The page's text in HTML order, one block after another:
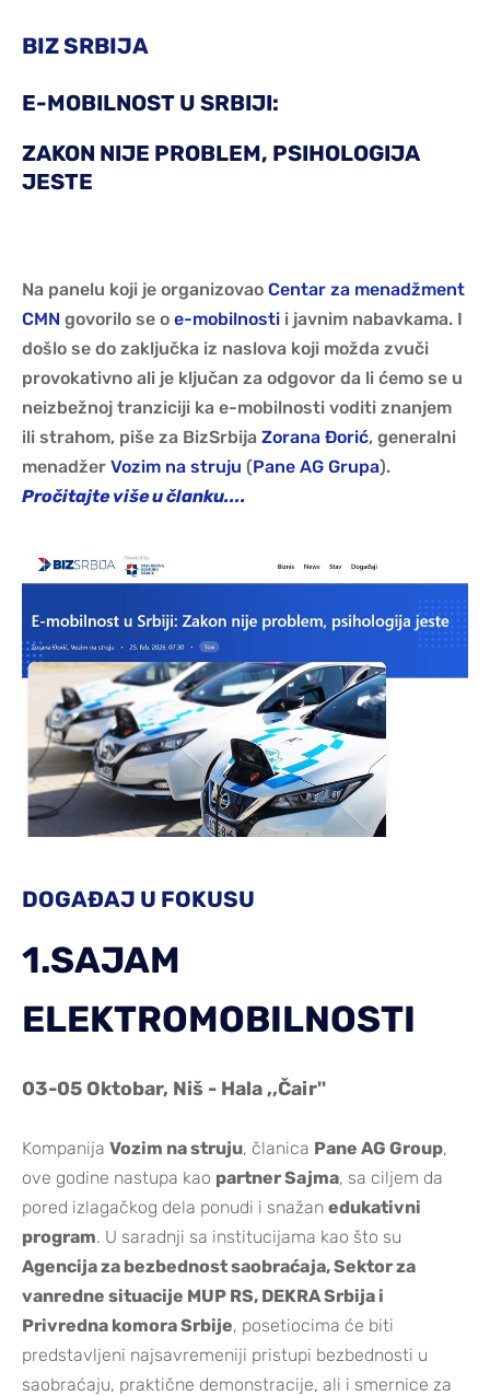
BIZ SRBIJA
E-MOBILNOST U SRBIJI:
ZAKON NIJE PROBLEM, PSIHOLOGIJA
JESTE
Na panelu koji je organizovao Centar za menadžment
CMN govorilo se o e-mobilnosti i javnim nabavkama. I
došlo se do zaključka iz naslova koji možda zvuči
provokativno ali je ključan za odgovor da li ćemo se u
neizbežnoj tranziciji ka e-mobilnosti voditi znanjem
ili strahom, piše za BizSrbija Zorana Đorić, generalni
menadžer Vozim na struju (Pane AG Grupa).
Pročitajte više u članku....
DOGAĐAJ U FOKUSU
1.SAJAM
ELEKTROMOBILNOSTI
03-05 Oktobar, Niš - Hala ,,Čair''
Kompanija Vozim na struju, članica Pane AG Group,
ove godine nastupa kao partner Sajma, sa ciljem da
pored izlagačkog dela ponudi i snažan edukativni
program. U saradnji sa institucijama kao što su
Agencija za bezbednost saobraćaja, Sektor za
vanredne situacije MUP RS, DEKRA Srbija i
Privredna komora Srbije, posetiocima će biti
predstavljeni najsavremeniji pristupi bezbednosti u
saobraćaju, praktične demonstracije, ali i smernice za